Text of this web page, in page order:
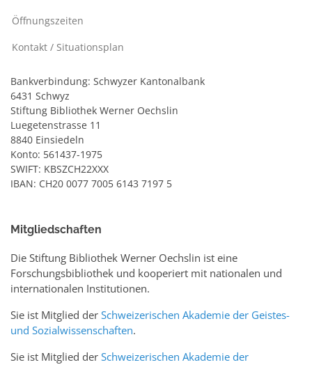
Öffnungszeiten
Kontakt / Situationsplan
Bankverbindung: Schwyzer Kantonalbank
6431 Schwyz
Stiftung Bibliothek Werner Oechslin
Luegetenstrasse 11
8840 Einsiedeln
Konto: 561437-1975
SWIFT: KBSZCH22XXX
IBAN: CH20 0077 7005 6143 7197 5
Mitgliedschaften
Die Stiftung Bibliothek Werner Oechslin ist eine
Forschungsbibliothek und kooperiert mit nationalen und
internationalen Institutionen.
Sie ist Mitglied der Schweizerischen Akademie der Geistes-
und Sozialwissenschaften.
Sie ist Mitglied der Schweizerischen Akademie der